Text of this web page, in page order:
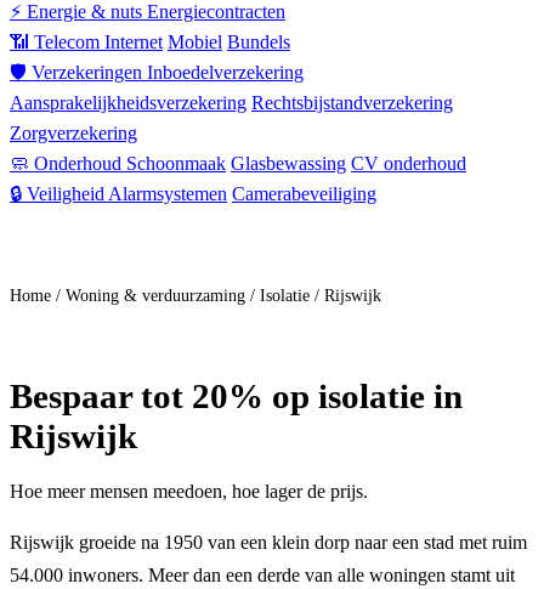
⚡ Energie & nuts Energiecontracten
📶 Telecom Internet Mobiel Bundels
🛡 Verzekeringen Inboedelverzekering
Aansprakelijkheidsverzekering Rechtsbijstandverzekering
Zorgverzekering
🧼 Onderhoud Schoonmaak Glasbewassing CV onderhoud
🔒 Veiligheid Alarmsystemen Camerabeveiliging
Home / Woning & verduurzaming / Isolatie / Rijswijk
Bespaartot 20% op isolatie in
Rijswijk
Hoe meer mensen meedoen, hoe lager de prijs.
Rijswijk groeide na 1950 van een klein dorp naar een stad met ruim
54.000 inwoners. Meer dan een derde van alle woningen stamt uit